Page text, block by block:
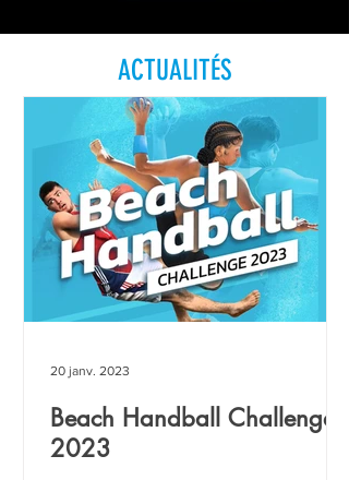
ACTUALITÉS
Beach Handball Challenge
2023
20 janv. 2023